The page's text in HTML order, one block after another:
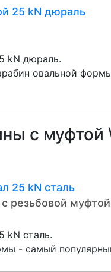
25 kN дюраль
kN дюраль.
овальной
с муфтой
25 kN сталь
резьбовой муфтой
kN сталь.
- самый